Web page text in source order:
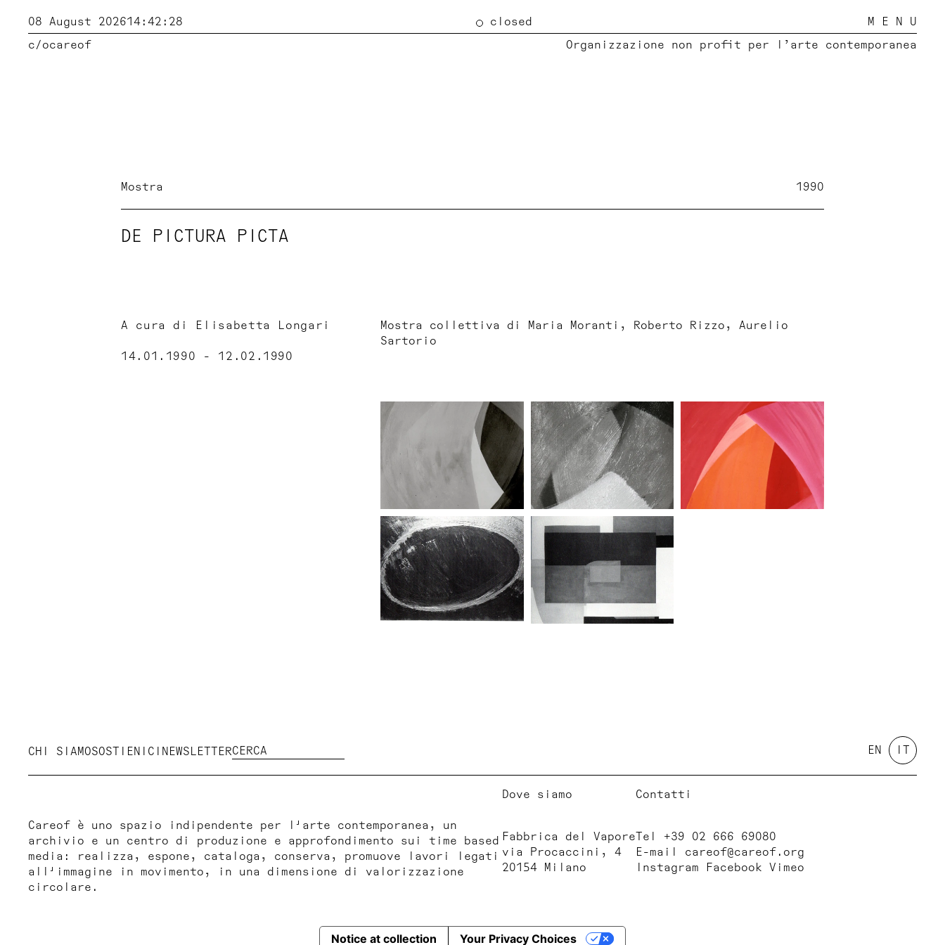
08 August 202614:42:29 closed M E N U
c/ocareof Organizzazione non profit per l’arte contemporanea
Mostra 1990
DE PICTURA PICTA
A cura di Elisabetta Longari
14.01.1990 - 12.02.1990
Mostra collettiva di Maria Moranti, Roberto Rizzo, Aurelio
Sartorio
EN
CHI SIAMOSOSTIENICI NEWSLETTER
Careof è uno spazio indipendente per l'arte contemporanea, un
archivio e un centro di produzione e approfondimento sui time based
media: realizza, espone, cataloga, conserva, promuove lavori legati
all'immagine in movimento, in una dimensione di valorizzazione
circolare.
Dove siamo
Fabbrica del Vapore
via Procaccini, 4
20154 Milano
Contatti
Tel +39 02 666 69080
E-mail careof@careof.org
Instagram
Facebook Vimeo
Notice at collection Your Privacy Choices